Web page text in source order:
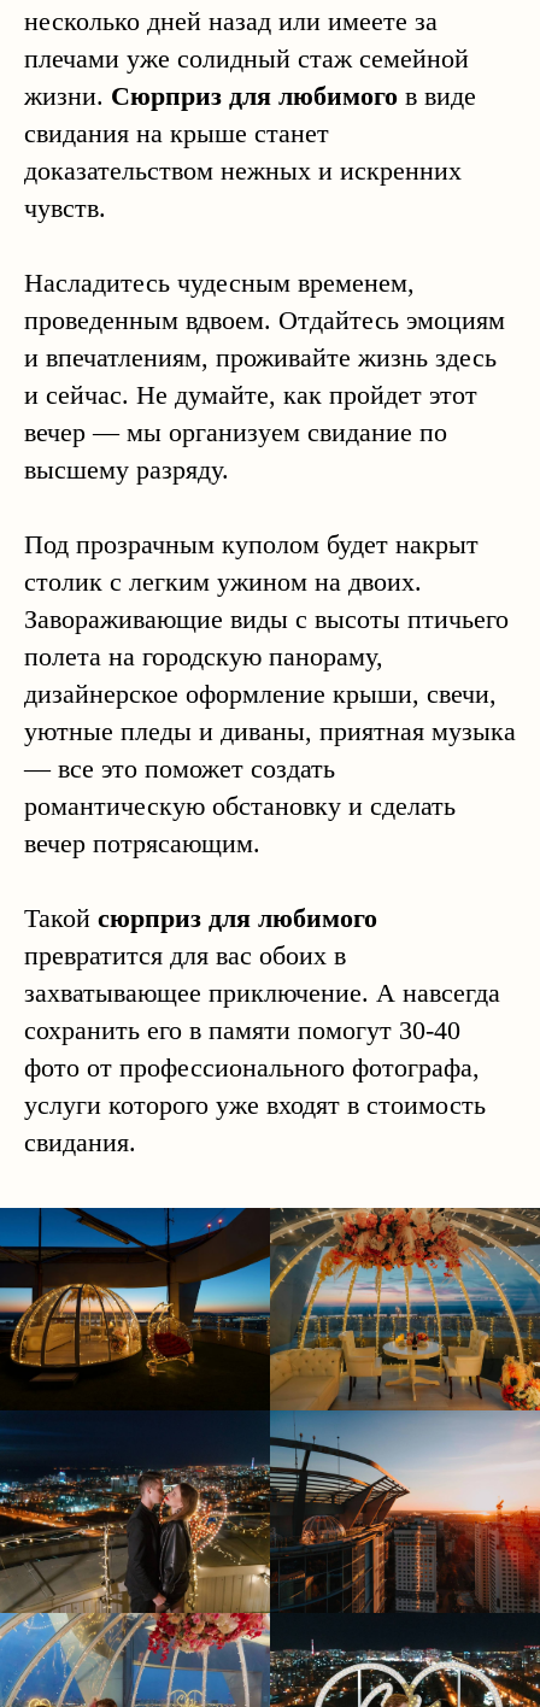
несколько дней назад или имеете за
плечами уже солидный стаж семейной
жизни. Сюрприз для любимого в виде
свидания на крыше станет
доказательством нежных и искренних
чувств.
Насладитесь чудесным временем,
проведенным вдвоем. Отдайтесь эмоциям
и впечатлениям, проживайте жизнь здесь
и сейчас. Не думайте, как пройдет этот
вечер — мы организуем свидание по
высшему разряду.
Под прозрачным куполом будет накрыт
столик с легким ужином на двоих.
Завораживающие виды с высоты птичьего
полета на городскую панораму,
дизайнерское оформление крыши, свечи,
уютные пледы и диваны, приятная музыка
— все это поможет создать
романтическую обстановку и сделать
вечер потрясающим.
Такой сюрприз для любимого
превратится для вас обоих в
захватывающее приключение. А навсегда
сохранить его в памяти помогут 30-40
фото от профессионального фотографа,
услуги которого уже входят в стоимость
свидания.